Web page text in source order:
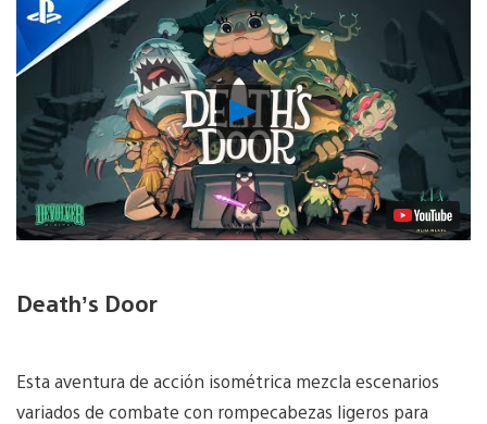
Reproducir
Video
Death’s Door
Esta aventura de acción isométrica mezcla escenarios
variados de combate con rompecabezas ligeros para